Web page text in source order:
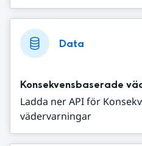
Data
Konsekvensbaserade
Ladda ner API för
vädervarningar